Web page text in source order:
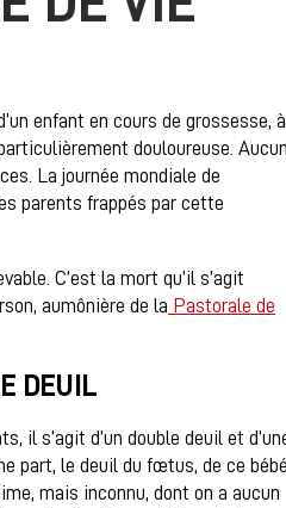
enfant en cours de grossesse, à
douloureuse. Aucun
La journée mondiale de
parents frappés par cette
C’est la mort qu’il s’agit
aumônière de la Pastorale de
DEUIL
il s’agit d’un double deuil et
part, le deuil du fœtus, de ce bébé
mais inconnu, dont on a aucun